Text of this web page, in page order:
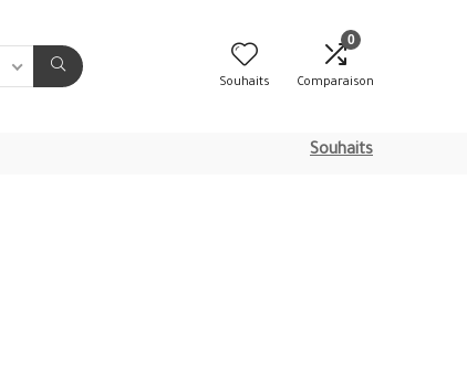
Souhaits
0
Comparaison
Souhaits